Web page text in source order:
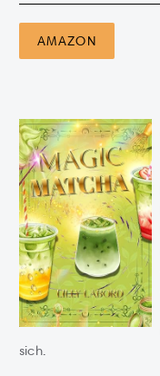
AMAZON
sich.